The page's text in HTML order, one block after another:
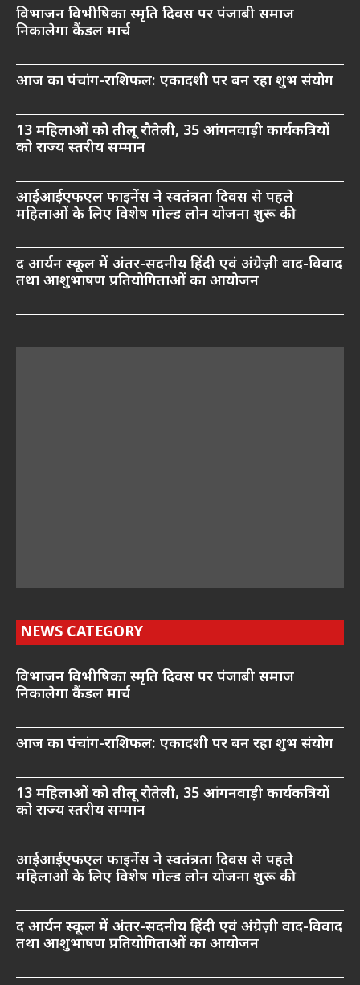
विभाजन विभीषिका स्मृति दिवस पर पंजाबी समाज
निकालेगा कैंडल मार्च
आज का पंचांग-राशिफल: एकादशी पर बन रहा शुभ संयोग
13 महिलाओं को तीलू रौतेली, 35 आंगनवाड़ी कार्यकत्रियों
को राज्य स्तरीय सम्मान
आईआईएफएल फाइनेंस ने स्वतंत्रता दिवस से पहले
महिलाओं के लिए विशेष गोल्ड लोन योजना शुरू की
द आर्यन स्कूल में अंतर-सदनीय हिंदी एवं अंग्रेज़ी वाद-विवाद
तथा आशुभाषण प्रतियोगिताओं का आयोजन
NEWS CATEGORY
विभाजन विभीषिका स्मृति दिवस पर पंजाबी समाज
निकालेगा कैंडल मार्च
आज का पंचांग-राशिफल: एकादशी पर बन रहा शुभ संयोग
13 महिलाओं को तीलू रौतेली, 35 आंगनवाड़ी कार्यकत्रियों
को राज्य स्तरीय सम्मान
आईआईएफएल फाइनेंस ने स्वतंत्रता दिवस से पहले
महिलाओं के लिए विशेष गोल्ड लोन योजना शुरू की
द आर्यन स्कूल में अंतर-सदनीय हिंदी एवं अंग्रेज़ी वाद-विवाद
तथा आशुभाषण प्रतियोगिताओं का आयोजन